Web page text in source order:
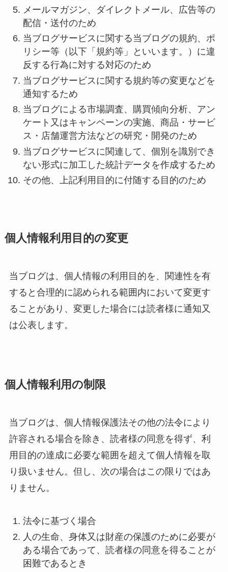
メールマガジン、ダイレクトメール、広告等の
配信・送付のため
当ブログサービスに関する当ブログの規約、ポ
リシー等（以下「規約等」といいます。）に違
反する行為に対する対応のため
当ブログサービスに関する規約等の変更などを
通知するため
当ブログによる市場調査、購買傾向分析、アン
ケート又はキャンペーンの実施、商品・サービ
ス・店舗運営方法などの研究・開発のため
当ブログサービスに関連して、個別を識別でき
ない形式に加工した統計データを作成するため
その他、上記利用目的に付随する目的のため
個人情報利用目的の変更
当ブログは、個人情報の利用目的を、関連性を有
すると合理的に認められる範囲内において変更す
ることがあり、変更した場合には読者様に通知又
は公表します。
個人情報利用の制限
当ブログは、個人情報保護法その他の法令により
許容される場合を除き、読者様の同意を得ず、利
用目的の達成に必要な範囲を超えて個人情報を取
り扱いません。但し、次の場合はこの限りではあ
りません。
法令に基づく場合
人の生命、身体又は財産の保護のために必要が
ある場合であって、読者様の同意を得ることが
困難であるとき